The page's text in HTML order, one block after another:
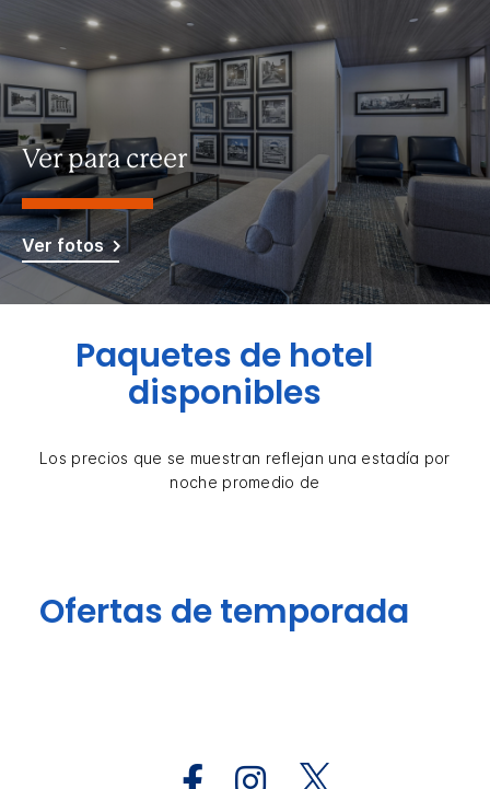
Ver para creer
Ver fotos
Paquetes de hotel
disponibles
Los precios que se muestran reflejan una estadía por
noche promedio de
Ofertas de temporada